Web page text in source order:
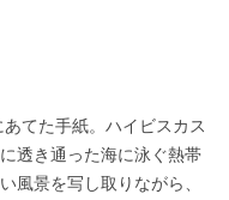
てた手紙。ハイビスカス
透き通った海に泳ぐ熱帯
風景を写し取りながら、